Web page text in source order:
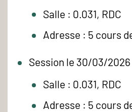
Salle : 0.031, RDC
Adresse : 5 cours
Session le 30/03/2026
Salle : 0.031, RDC
Adresse : 5 cours